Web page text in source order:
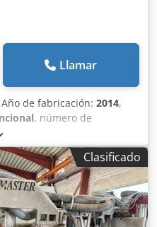
Llamar
Año de fabricación: 2014,
, número de
tanto en el corte previo
Tsa ¡En perfecto
en nuestro
Clasificado